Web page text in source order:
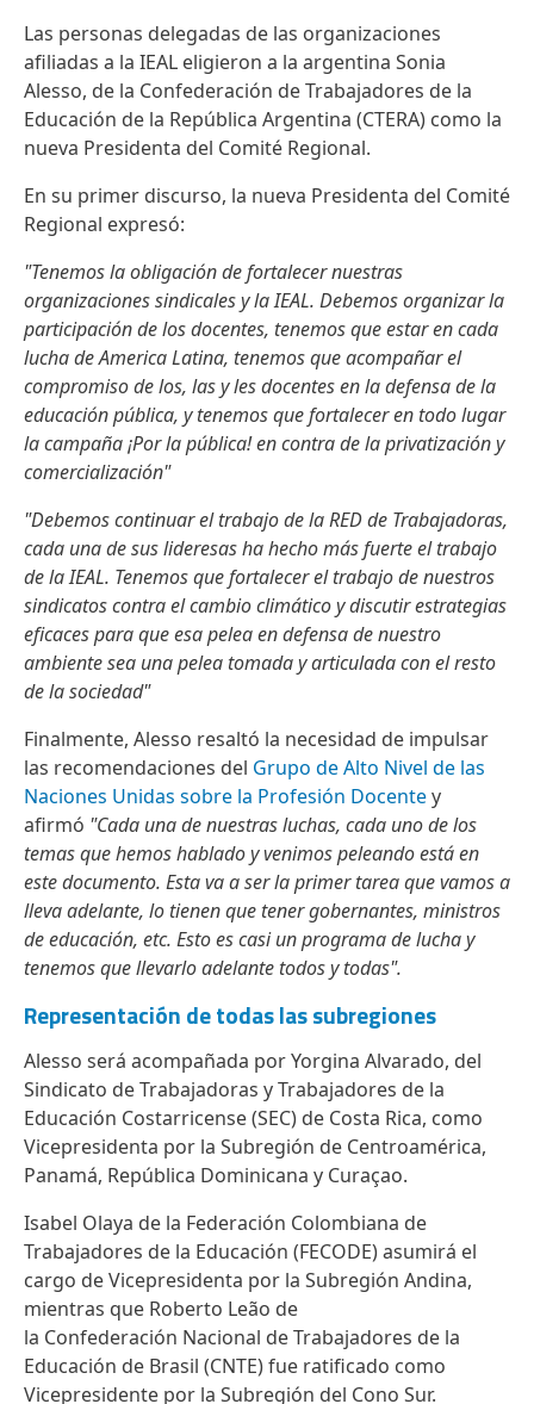
Las personas delegadas de las organizaciones
afiliadas a la IEAL eligieron a la argentina Sonia
Alesso, de la Confederación de Trabajadores de la
Educación de la República Argentina (CTERA) como la
nueva Presidenta del Comité Regional.
En su primer discurso, la nueva Presidenta del Comité
Regional expresó:
"Tenemos la obligación de fortalecer nuestras
organizaciones sindicales y la IEAL. Debemos organizar la
participación de los docentes, tenemos que estar en cada
lucha de America Latina, tenemos que acompañar el
compromiso de los, las y les docentes en la defensa de la
educación pública, y tenemos que fortalecer en todo lugar
la campaña ¡Por la pública! en contra de la privatización y
comercialización"
"Debemos continuar el trabajo de la RED de Trabajadoras,
cada una de sus lideresas ha hecho más fuerte el trabajo
de la IEAL. Tenemos que fortalecer el trabajo de nuestros
sindicatos contra el cambio climático y discutir estrategias
eficaces para que esa pelea en defensa de nuestro
ambiente sea una pelea tomada y articulada con el resto
de la sociedad"
Finalmente, Alesso resaltó la necesidad de impulsar
las recomendaciones del Grupo de Alto Nivel de las
Naciones Unidas sobre la Profesión Docentey
afirmó "Cada una de nuestras luchas, cada uno de los
temas que hemos hablado y venimos peleando está en
este documento. Esta va a ser la primer tarea que vamos a
lleva adelante, lo tienen que tener gobernantes, ministros
de educación, etc. Esto es casi un programa de lucha y
tenemos que llevarlo adelante todos y todas".
Representación de todas las subregiones
Alesso será acompañada por Yorgina Alvarado, del
Sindicato de Trabajadoras y Trabajadores de la
Educación Costarricense (SEC) de Costa Rica, como
Vicepresidenta por la Subregión de Centroamérica,
Panamá, República Dominicana y Curaçao.
Isabel Olaya de la Federación Colombiana de
Trabajadores de la Educación (FECODE) asumirá el
cargo de Vicepresidenta por la Subregión Andina,
mientras que Roberto Leão de
la Confederación Nacional de Trabajadores de la
Educación de Brasil (CNTE) fue ratificado como
Vicepresidente por la Subregión del Cono Sur.